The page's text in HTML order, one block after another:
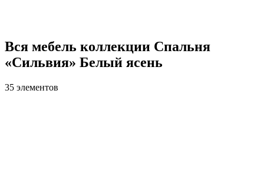
Вся мебель коллекции Спальня
«Сильвия» Белый ясень
35 элементов